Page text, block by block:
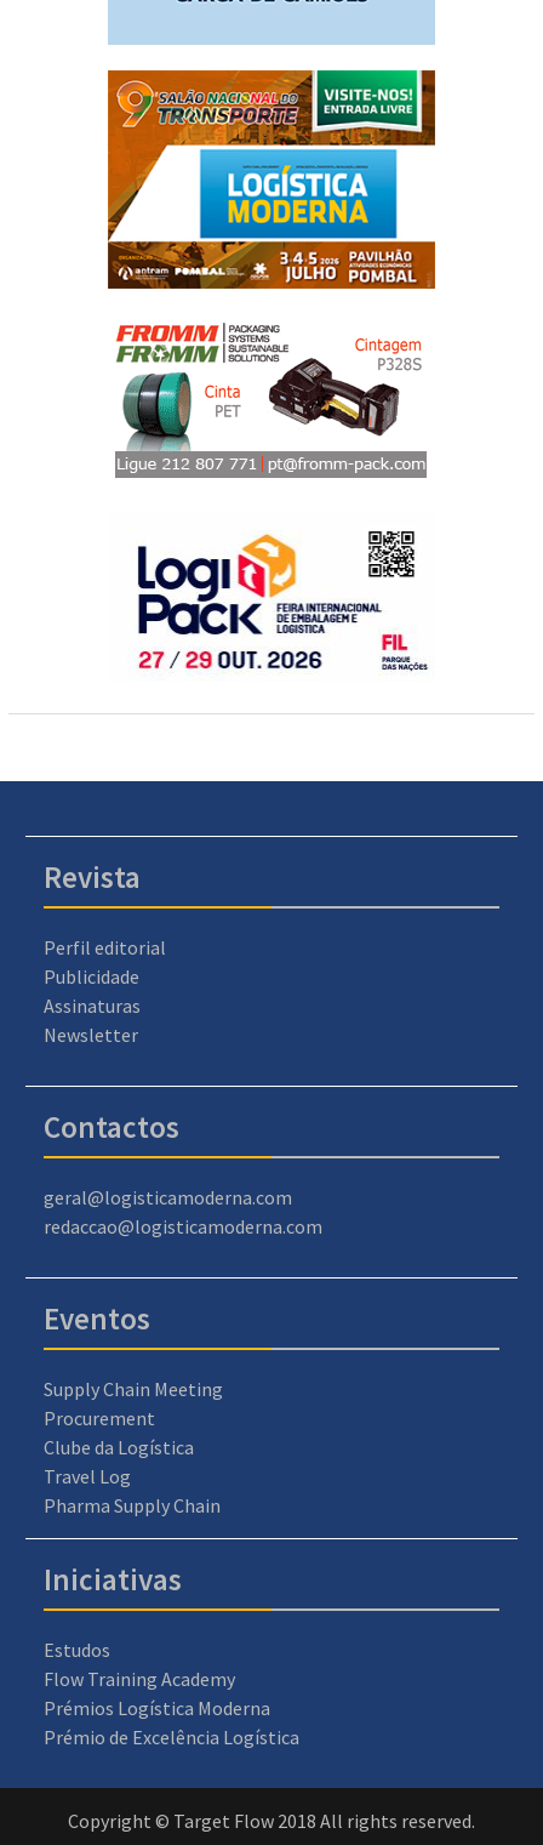
Revista
Perfil editorial
Publicidade
Assinaturas
Newsletter
Contactos
geral@logisticamoderna.com
redaccao@logisticamoderna.com
Eventos
Supply Chain Meeting
Procurement
Clube da Logística
Travel Log
Pharma Supply Chain
Iniciativas
Estudos
Flow Training Academy
Prémios Logística Moderna
Prémio de Excelência Logística
Copyright © Target Flow 2018 All rights reserved.